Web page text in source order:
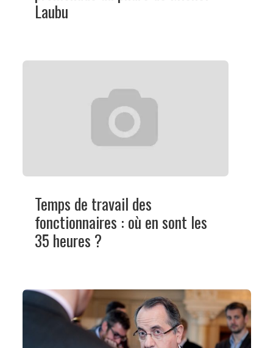
Laubu
Temps de travail des
fonctionnaires : où en sont les
35 heures ?